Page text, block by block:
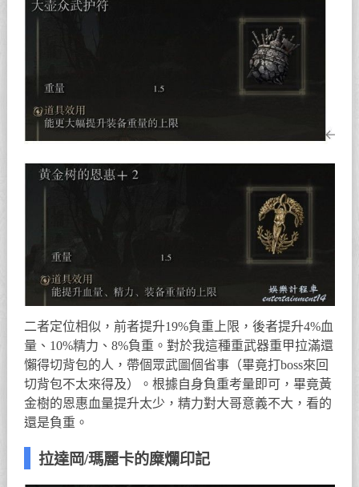
二者定位相似，前者提升19%負重上限，後者提升4%血
量、10%精力、8%負重。對於我這種重武器重甲拉滿還
懶得切背包的人，帶個眾武圖個省事（畢竟打boss來回
切背包不太來得及）。根據自身負重考量即可，畢竟黃
金樹的恩惠血量提升太少，精力對大哥意義不大，看的
還是負重。
拉達岡/瑪麗卡的糜爛印記